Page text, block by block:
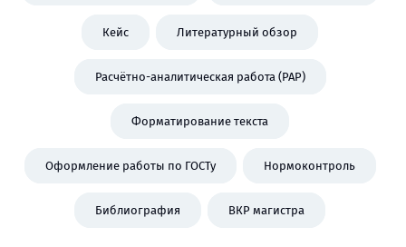
Кейс Литературный обзор
Расчётно-аналитическая работа (РАР)
Форматирование текста
Оформление работы по ГОСТу Нормоконтроль
Библиография ВКР магистра